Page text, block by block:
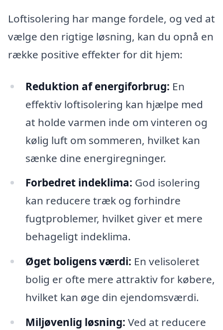
Loftisolering har mange fordele, og ved at
vælge den rigtige løsning, kan du opnå en
række positive effekter for dit hjem:
Reduktion af energiforbrug: En
effektiv loftisolering kan hjælpe med
at holde varmen inde om vinteren og
kølig luft om sommeren, hvilket kan
sænke dine energiregninger.
Forbedret indeklima: God isolering
kan reducere træk og forhindre
fugtproblemer, hvilket giver et mere
behageligt indeklima.
Øget boligens værdi: En velisoleret
bolig er ofte mere attraktiv for købere,
hvilket kan øge din ejendomsværdi.
Miljøvenlig løsning: Ved at reducere